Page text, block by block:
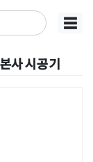
☰
사 시공기